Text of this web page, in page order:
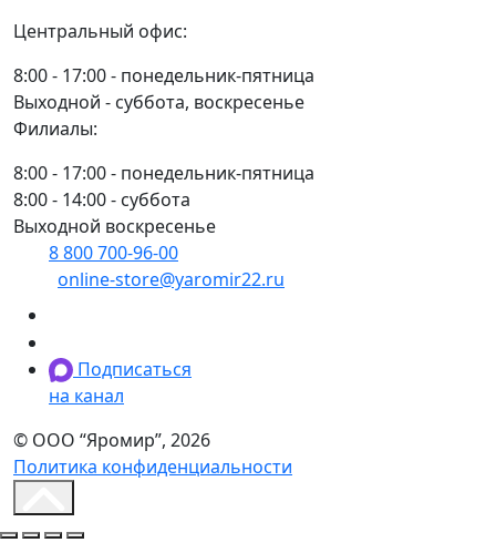
Центральный офис:
8:00 - 17:00 - понедельник-пятница
Выходной - суббота, воскресенье
Филиалы:
8:00 - 17:00 - понедельник-пятница
8:00 - 14:00 - суббота
Выходной воскресенье
8 800 700-96-00
online-store@yaromir22.ru
Подписаться
на канал
© ООО “Яромир”, 2026
Политика конфиденциальности